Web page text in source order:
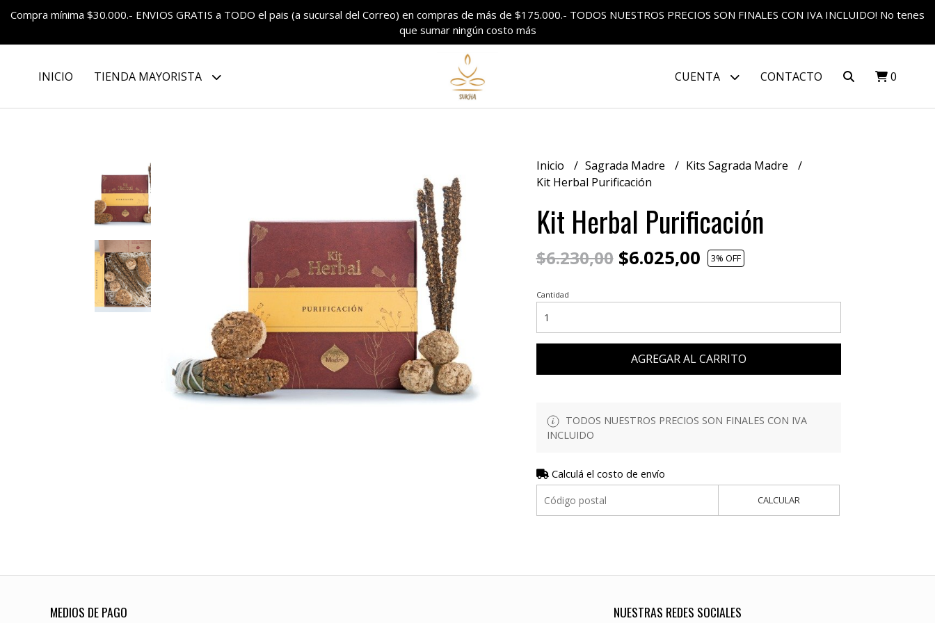
Compra mínima $30.000.- ENVIOS GRATIS a TODO el pais (a sucursal del Correo) en compras de más de $175.000.- TODOS NUESTROS PRECIOS SON FINALES CON IVA INCLUIDO! No tenes
que sumar ningún costo más
INICIO TIENDA MAYORISTA CUENTA CONTACTO 0
Inicio Sagrada Madre
Kits Sagrada Madre
Kit Herbal Purificación
Kit Herbal Purificación
$6.230,00$6.025,00 3% OFF
Cantidad
AGREGAR AL CARRITO
TODOS NUESTROS PRECIOS SON FINALES CON IVA
INCLUIDO
Calculá el costo de envío
CALCULAR
MEDIOS DE PAGO NUESTRAS REDES SOCIALES